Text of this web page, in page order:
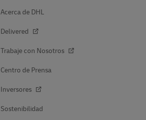
Acerca de DHL
Delivered
Trabaje con Nosotros
Centro de Prensa
Inversores
Sostenibilidad